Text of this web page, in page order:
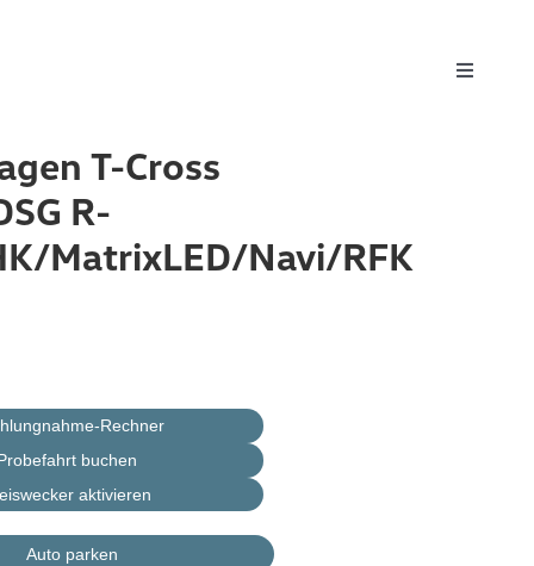
Toggle
T-Cross
R-
MatrixLED/Navi/RFK
Rechner
buchen
aktivieren
Auto parken